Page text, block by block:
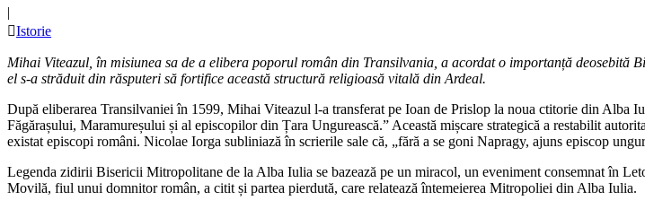
|
Istorie
Mihai Viteazul, în misiunea sa de a elibera poporul român din Transilvania, a acordat o importanță deosebită
el s-a străduit din răsputeri să fortifice această structură religioasă vitală din Ardeal.
După eliberarea Transilvaniei în 1599, Mihai Viteazul l-a transferat pe Ioan de Prislop la noua ctitorie din
Făgărașului, Maramureșului și al episcopilor din Țara Ungurească.” Această mișcare strategică a restabilit
existat episcopi români. Nicolae Iorga subliniază în scrierile sale că, „fără a se goni Napragy, ajuns episcop
Legenda zidirii Bisericii Mitropolitane de la Alba Iulia se bazează pe un miracol, un eveniment consemnat în
Movilă, fiul unui domnitor român, a citit și partea pierdută, care relatează întemeierea Mitropoliei din Alba Iulia.